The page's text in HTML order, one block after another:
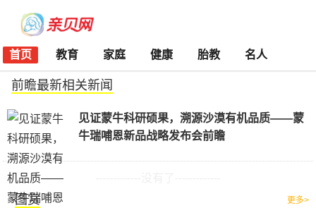
首页 教育 家庭 健康 胎教 名人
前瞻最新相关新闻
见证蒙牛科研硕果，溯源沙漠有机品质——蒙
牛瑞哺恩新品战略发布会前瞻
图赏 更多>